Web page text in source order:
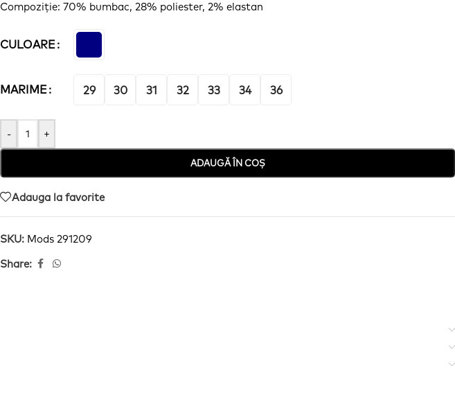
Compoziție: 70% bumbac, 28% poliester, 2% elastan
CULOARE
MARIME 29 30 31 32 33 34 36
- +
ADAUGĂ ÎN COȘ
Adauga la favorite
SKU: Mods 291209
Share: